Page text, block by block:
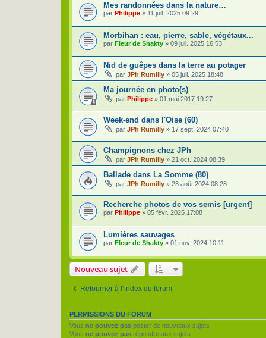
Mes randonnées dans la nature…
par Philippe » 11 juil. 2025 09:29
Morbihan : eau, pierre, sable, végétaux...
par Fleur de Shakty » 09 juil. 2025 16:53
Nid de guêpes dans la terre au potager
par JPh Rumilly » 05 juil. 2025 18:48
Ma journée en photo(s)
par Philippe » 01 mai 2017 19:27
Week-end dans l'Oise (60)
par JPh Rumilly » 17 sept. 2024 07:40
Champignons chez JPh
par JPh Rumilly » 21 oct. 2024 08:39
Ballade dans La Somme (80)
par JPh Rumilly » 23 août 2024 08:28
Recherche photos de vos semis [urgent]
par Philippe » 05 févr. 2025 17:08
Lumières sauvages
par Fleur de Shakty » 01 nov. 2024 10:11
Nouveau sujet
Retourner à l’index du forum
PERMISSIONS DU FORUM
Vous ne pouvez pas poster de nouveaux sujets
Vous ne pouvez pas répondre aux sujets